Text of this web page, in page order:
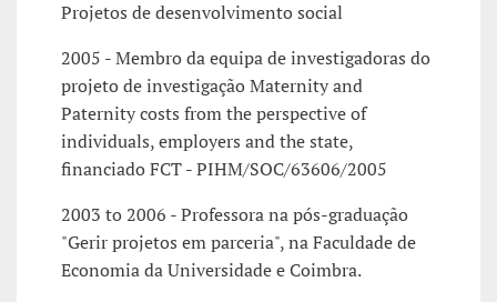
Projetos de desenvolvimento social
2005 - Membro da equipa de investigadoras do
projeto de investigação Maternity and
Paternity costs from the perspective of
individuals, employers and the state,
financiado FCT - PIHM/SOC/63606/2005
2003 to 2006 - Professora na pós-graduação
"Gerir projetos em parceria", na Faculdade de
Economia da Universidade e Coimbra.